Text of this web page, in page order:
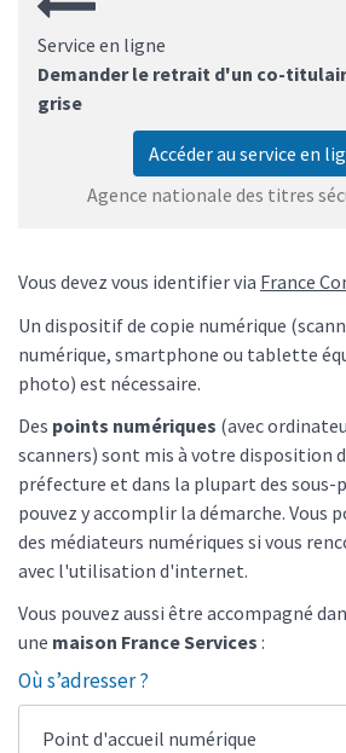
Service en ligne
Demander le retrait d'un co-
grise
Accéder au service en
Agence nationale des titres
Vous devez vous identifier via France
Un dispositif de copie numérique
numérique, smartphone ou tablette
photo) est nécessaire.
Des points numériques (avec
scanners) sont mis à votre disposition
préfecture et dans la plupart des sous-
pouvez y accomplir la démarche. Vous
des médiateurs numériques si vous
avec l'utilisation d'internet.
Vous pouvez aussi être accompagné
une maison France Services :
Où s’adresser ?
Point d'accueil numérique